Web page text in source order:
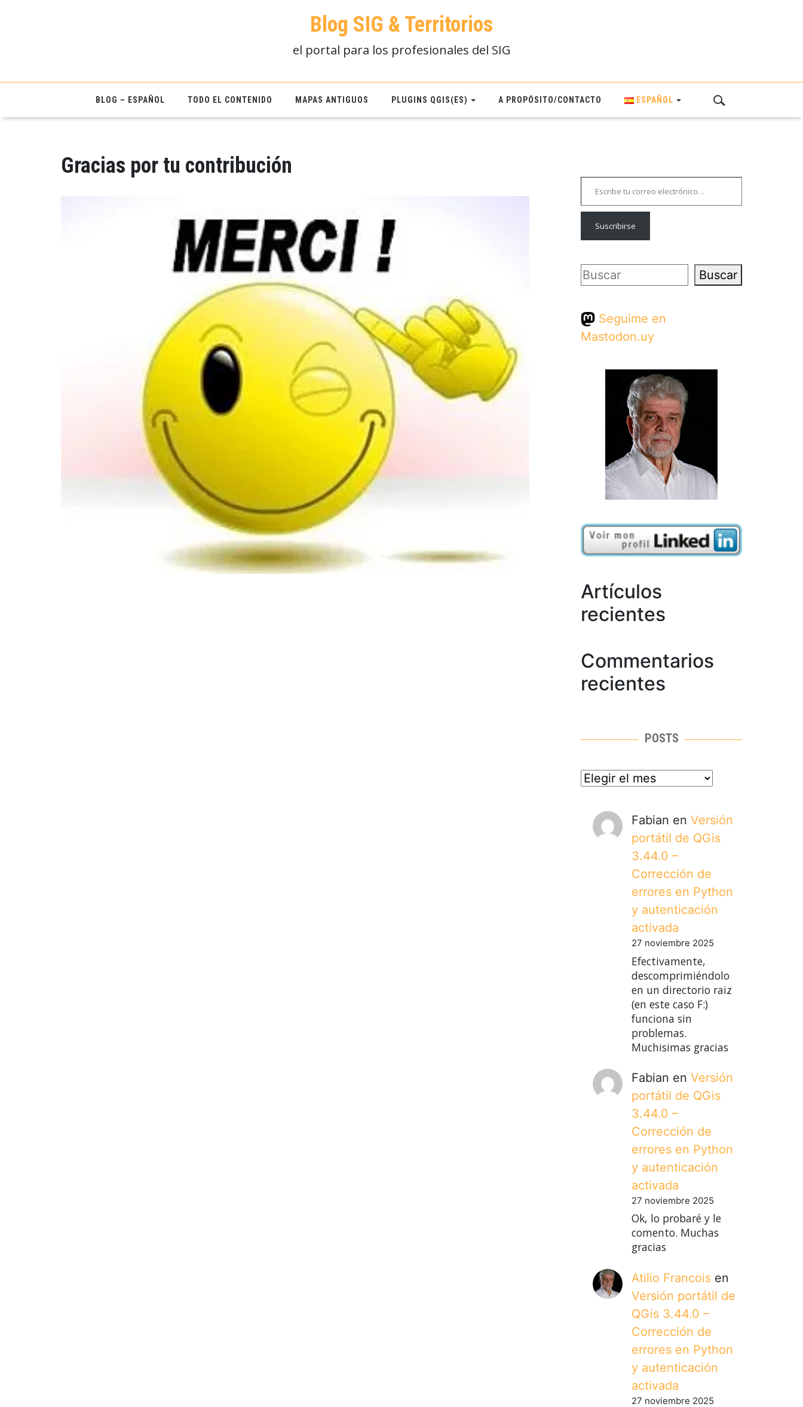
Blog SIG & Territorios
el portal para los profesionales del SIG
BLOG – ESPAÑOL TODO EL CONTENIDO MAPAS ANTIGUOS PLUGINS QGIS(ES) A PROPÓSITO/CONTACTO ESPAÑOL
Gracias por tu contribución Escribe tu correo electrónico…
Suscribirse
Buscar Buscar
Seguime en
Mastodon.uy
Artículos
recientes
Commentarios
recientes
POSTS
posts
Fabian en Versión
portátil de QGis
3.44.0 –
Corrección de
errores en Python
y autenticación
activada
27 noviembre 2025
Efectivamente,
descomprimiéndolo
en un directorio raiz
(en este caso F:)
funciona sin
problemas.
Muchisimas gracias
Fabian en Versión
portátil de QGis
3.44.0 –
Corrección de
errores en Python
y autenticación
activada
27 noviembre 2025
Ok, lo probaré y le
comento. Muchas
gracias
Atilio Francois en
Versión portátil de
QGis 3.44.0 –
Corrección de
errores en Python
y autenticación
activada
27 noviembre 2025